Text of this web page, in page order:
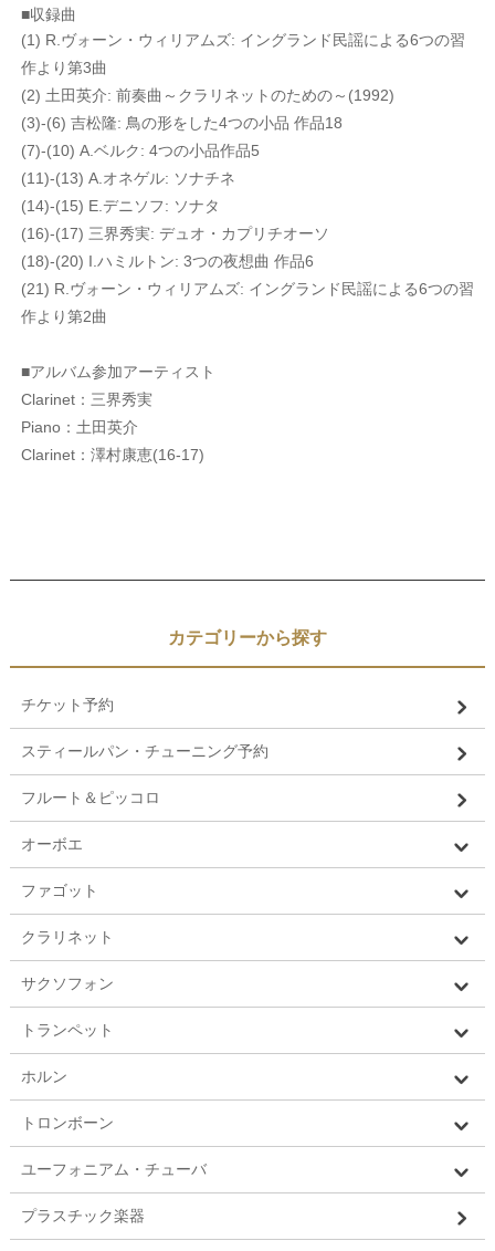
■収録曲
(1) R.ヴォーン・ウィリアムズ: イングランド民謡による6つの習
作より第3曲
(2) 土田英介: 前奏曲～クラリネットのための～(1992)
(3)-(6) 吉松隆: 鳥の形をした4つの小品 作品18
(7)-(10) A.ベルク: 4つの小品作品5
(11)-(13) A.オネゲル: ソナチネ
(14)-(15) E.デニソフ: ソナタ
(16)-(17) 三界秀実: デュオ・カプリチオーソ
(18)-(20) I.ハミルトン: 3つの夜想曲 作品6
(21) R.ヴォーン・ウィリアムズ: イングランド民謡による6つの習
作より第2曲
■アルバム参加アーティスト
Clarinet：三界秀実
Piano：土田英介
Clarinet：澤村康恵(16-17)
カテゴリーから探す
チケット予約
スティールパン・チューニング予約
フルート＆ピッコロ
オーボエ
ファゴット
クラリネット
サクソフォン
トランペット
ホルン
トロンボーン
ユーフォニアム・チューバ
プラスチック楽器